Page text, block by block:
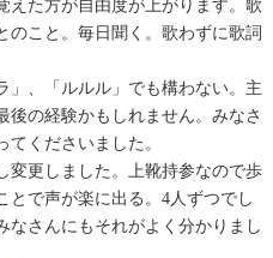
えた方が自由度が上がります。歌
のこと。毎日聞く。歌わずに歌詞
」、「ルルル」でも構わない。主
後の経験かもしれません。みなさ
くださいました。
変更しました。上靴持参なので歩
とで声が楽に出る。4人ずつでし
なさんにもそれがよく分かりまし